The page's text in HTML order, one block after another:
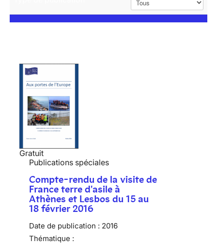
Gratuit
Publications spéciales
Compte-rendu de la visite de
France terre d'asile à
Athènes et Lesbos du 15 au
18 février 2016
Date de publication : 2016
Thématique :